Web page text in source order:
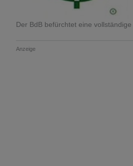
Der BdB befürchtet eine
Anzeige